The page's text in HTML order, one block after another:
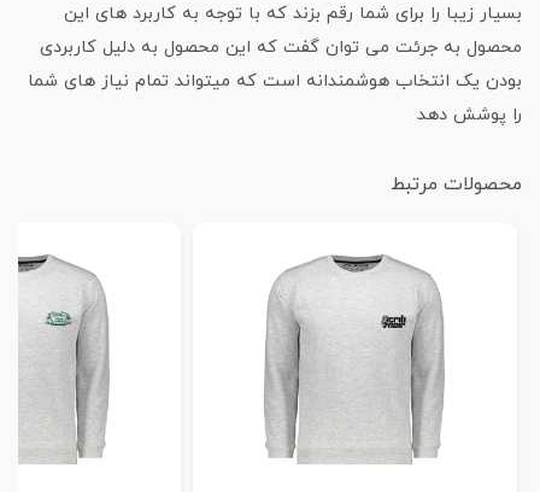
بسیار زیبا را برای شما رقم بزند که با توجه به کاربرد های این
محصول به جرئت می توان گفت که این محصول به دلیل کاربردی
بودن یک انتخاب هوشمندانه است که میتواند تمام نیاز های شما
را پوشش دهد
محصولات مرتبط